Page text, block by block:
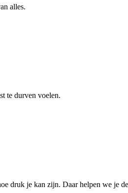
alles.
te durven voelen.
druk je kan zijn. Daar helpen we je